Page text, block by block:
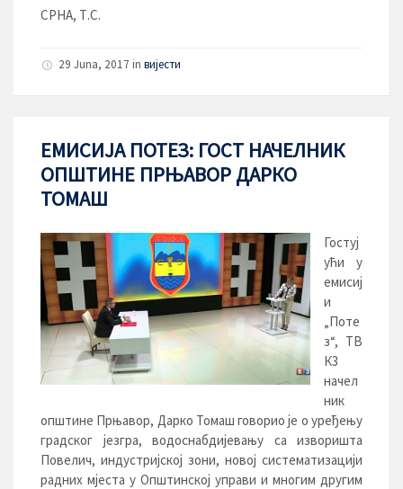
СРНА, Т.С.
29 Juna, 2017 in вијести
ЕМИСИЈA ПОТЕЗ: ГОСТ НАЧЕЛНИК
ОПШТИНЕ ПРЊАВОР ДАРКО
ТОМАШ
Гостуј
ући у
емисиј
и
„Поте
з“, ТВ
К3
начел
ник
општине Прњавор, Дарко Томаш говорио је о уређењу
градског језгра, водоснабдијевању са извориштa
Повелич, индустријској зони, новој систематизацији
радних мјеста у Општинској управи и многим другим